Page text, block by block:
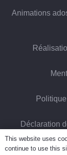
Animations
Déclaration
This website uses
continue to use this